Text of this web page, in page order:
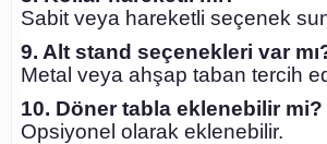
Sabit veya hareketli seçenek
9. Alt stand seçenekleri var
Metal veya ahşap taban tercih
10. Döner tabla eklenebilir mi?
Opsiyonel olarak eklenebilir.